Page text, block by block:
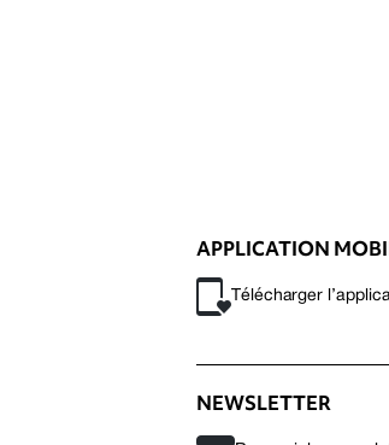
APPLICATION
Télécharger
NEWSLETTER